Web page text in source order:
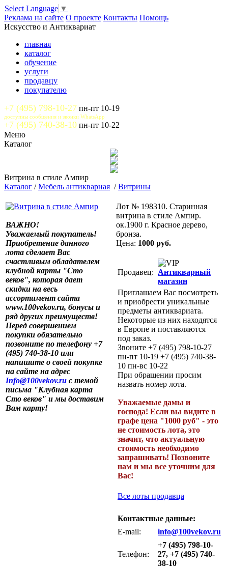
Select Language ▼
Реклама на сайте О проекте Контакты Помощь
Искусство и Антиквариат
главная
каталог
обучение
услуги
продавцу
покупателю
+7 (495) 798-10-27 пн-пт 10-19
доступны сообщения и звонки WhatsApp
+7 (495) 740-38-10 пн-пт 10-22
Меню
Каталог
Витрина в стиле Ампир
Каталог /Мебель антикварная /Витрины
ВАЖНО!
Уважаемый покупатель!
Приобретение данного
лота сделает Вас
счастливым обладателем
клубной карты "Сто
веков", которая дает
скидки на весь
ассортимент сайта
www.100vekov.ru, бонусы и
ряд других преимуществ!
Перед совершением
покупки обязательно
позвоните по телефону +7
(495) 740-38-10 или
напишите о своей покупке
на сайте на адрес
Info@100vekov.ru с темой
письма "Клубная карта
Сто веков" и мы доставим
Вам карту!
Лот № 198310. Старинная
витрина в стиле Ампир.
ок.1900 г. Красное дерево,
бронза.
Цена: 1000 руб.
Продавец: Антикварный
магазин
Приглашаем Вас посмотреть
и приобрести уникальные
предметы антиквариата.
Некоторые из них находятся
в Европе и поставляются
под заказ.
Звоните +7 (495) 798-10-27
пн-пт 10-19 +7 (495) 740-38-
10 пн-вс 10-22
При обращении просим
назвать номер лота.
Уважаемые дамы и
господа! Если вы видите в
графе цена "1000 руб" - это
не стоимость лота, это
значит, что актуальную
стоимость необходимо
запрашивать! Позвоните
нам и мы все уточним для
Вас!
Все лоты продавца
Контактные данные:
E-mail:
info@100vekov.ru
Телефон:
+7 (495) 798-10-
27, +7 (495) 740-
38-10